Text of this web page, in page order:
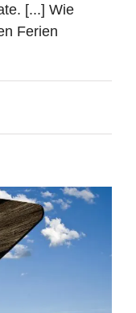
[...] Wie
Ferien